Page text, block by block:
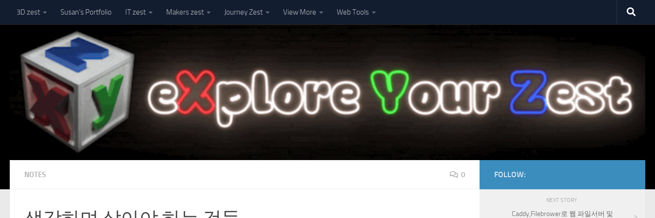
Skip to content
3D zest Susan’s Portfolio IT zest Makers zest Journey Zest View More Web Tools
NOTES 0 FOLLOW:
NEXT STORY
Caddy,Filebrower로 웹 파일서버 및